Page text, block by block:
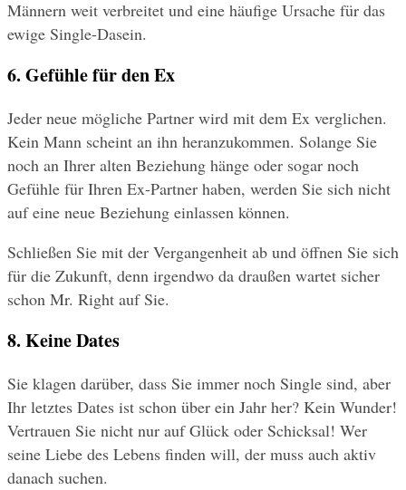
Männern weit verbreitet und eine häufige Ursache für das
ewige Single-Dasein.
6. Gefühle für den Ex
Jeder neue mögliche Partner wird mit dem Ex verglichen.
Kein Mann scheint an ihn heranzukommen. Solange Sie
noch an Ihrer alten Beziehung hänge oder sogar noch
Gefühle für Ihren Ex-Partner haben, werden Sie sich nicht
auf eine neue Beziehung einlassen können.
Schließen Sie mit der Vergangenheit ab und öffnen Sie sich
für die Zukunft, denn irgendwo da draußen wartet sicher
schon Mr. Right auf Sie.
8. Keine Dates
Sie klagen darüber, dass Sie immer noch Single sind, aber
Ihr letztes Dates ist schon über ein Jahr her? Kein Wunder!
Vertrauen Sie nicht nur auf Glück oder Schicksal! Wer
seine Liebe des Lebens finden will, der muss auch aktiv
danach suchen.